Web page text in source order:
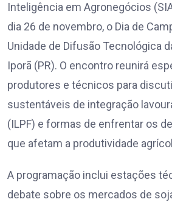
Inteligência em Agronegócios
dia 26 de novembro, o Dia de
Unidade de Difusão Tecnológica
Iporã (PR). O encontro reunirá
produtores e técnicos para
sustentáveis de integração
(ILPF) e formas de enfrentar os
que afetam a produtividade
A programação inclui estações
debate sobre os mercados de